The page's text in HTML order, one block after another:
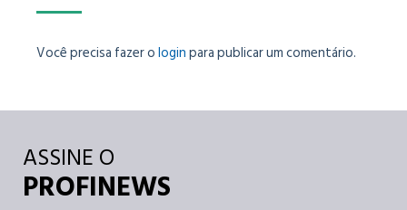
Você precisa fazer ologinpara publicar um comentário.
ASSINE O
PROFINEWS